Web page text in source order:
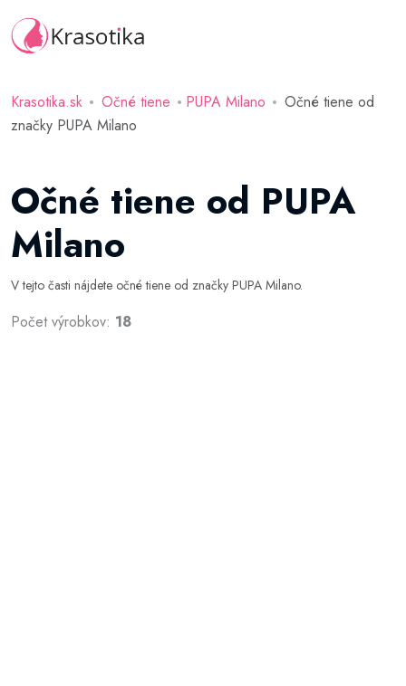
Krasotika.sk Očné tiene PUPA Milano
Očné tiene od
značky PUPA Milano
Očné tiene od PUPA
Milano
V tejto časti nájdete očné tiene od značky PUPA Milano.
Počet výrobkov: 18